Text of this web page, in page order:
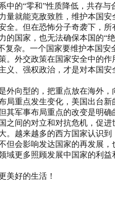
的“零和”性质降低，共存与
就能克敌致胜，维护本国
。但在恐怖分子奇袭下，
国家，也无法确保本国的“
杂。一个国家要维护本国
外交政策在国家安全中的
、强权政治，才是对本国
向型的，把重点放在海外
重点发生变化，美国出台
军事布局重点的改变是明
间的对立和对抗危机，促进
越来越多的西方国家认识
会影响发达国家的再发展
更多照顾发展中国家的利
美好的生活！